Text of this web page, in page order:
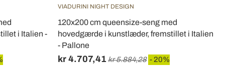
i Italien -
VIADURINI NIGHT DESIGN
120x200 cm queensize-seng med
hovedgærde i kunstlæder, fremstillet i Italien
- Pallone
kr 4.707,41 kr 5.884,28 - 20%